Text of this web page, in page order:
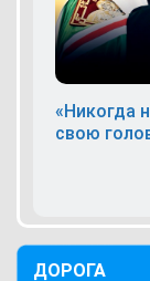
«Никогда
свою
ДОРОГА